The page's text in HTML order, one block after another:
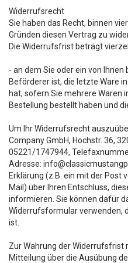
Widerrufsrecht
Sie haben das Recht, binnen
Gründen diesen Vertrag zu
Die Widerrufsfrist beträgt
- an dem Sie oder ein von
Beförderer ist, die letzte Ware
hat, sofern Sie mehrere Waren
Bestellung bestellt haben und
Um Ihr Widerrufsrecht
Company GmbH, Hochstr. 36,
05221/1747944,
Adresse:
Erklärung (z.B. ein mit der Post
Mail) über Ihren Entschluss,
informieren. Sie können dafür
Widerrufsformular verwenden,
ist.
Zur Wahrung der Widerrufsfrist
Mitteilung über die Ausübung